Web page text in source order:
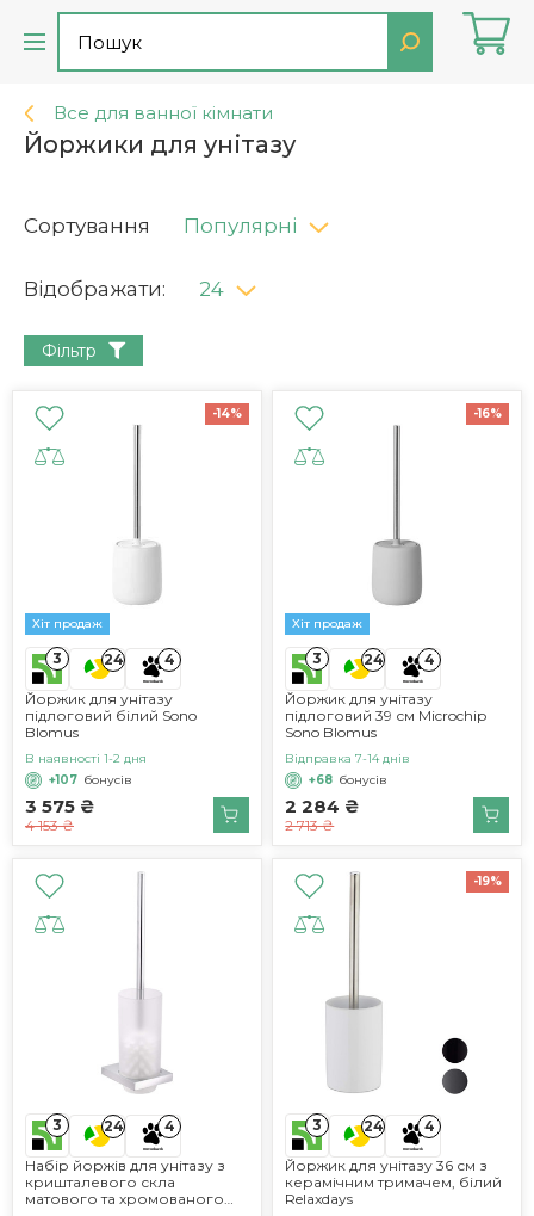
Все для ванної кімнати
Йоржики для унітазу
Сортування Популярні
Відображати: 24
Фільтр
Хіт продаж
3 24 4
Йоржик для унітазу
підлоговий білий Sono
Blomus
-14%
3 575 ₴
4 153 ₴
В наявності 1-2 дня
+107 бонусів
Хіт продаж
3 24 4
Йоржик для унітазу
підлоговий 39 см Microchip
Sono Blomus
-16%
2 284 ₴
2 713 ₴
Відправка 7-14 днів
+68 бонусів
3 24 4
Набір йоржів для унітазу з
кришталевого скла
матового та хромованого
3 24 4
Йоржик для унітазу 36 см з
керамічним тримачем, білий
Relaxdays
-19%